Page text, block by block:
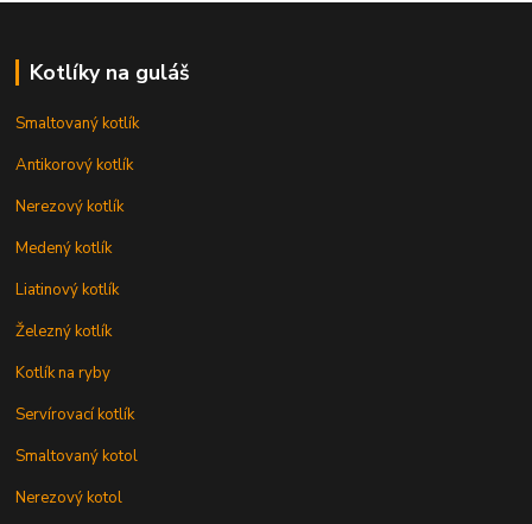
Kotlíky na guláš
Smaltovaný kotlík
Antikorový kotlík
Nerezový kotlík
Medený kotlík
Liatinový kotlík
Železný kotlík
Kotlík na ryby
Servírovací kotlík
Smaltovaný kotol
Nerezový kotol